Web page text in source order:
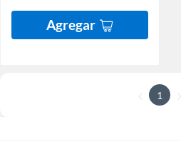
Agregar
1